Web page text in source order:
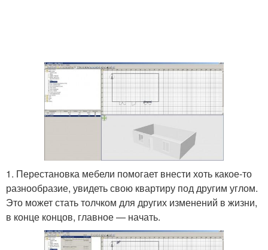
1. Перестановка мебели помогает внести хоть какое-то
разнообразие, увидеть свою квартиру под другим углом.
Это может стать толчком для других изменений в жизни,
в конце концов, главное — начать.